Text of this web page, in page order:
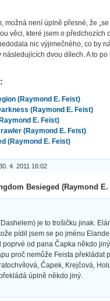
možná není úplně přesné, že
věci, které jsem o předchozích
nic výjimečného, co by
dvou dílech. A to
(Raymond E. Feist)
(Raymond E. Feist)
E. Feist)
(Raymond E. Feist)
(Raymond E. Feist)
4. 2011 16:02
Besieged (Raymond E.
je to trošičku jinak.
pídil jsem se po jménu
poprvé od pana Čapka někdo
proč nemůže Feista překládat
Čapek, Krejčová,
úplně někdo jiný.